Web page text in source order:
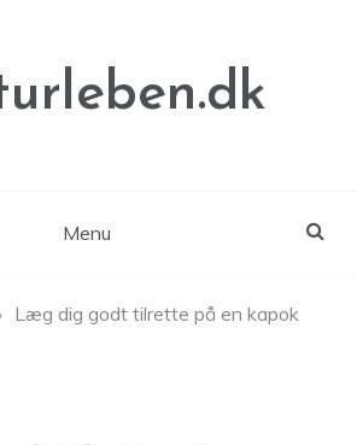
Menu
Læg dig godt tilrette på en kapok